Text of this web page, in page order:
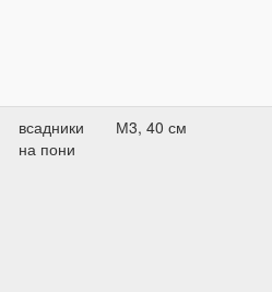
всадники
на пони
М3, 40 см